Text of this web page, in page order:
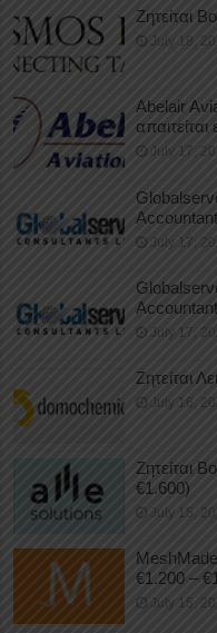
Ζητείται
July 18,
Abelair
απαιτείται
July 17,
July 17,
July 17,
Ζητείται
July 16,
Ζητείται
€1.600)
July 15,
€1.200 –
July 15,